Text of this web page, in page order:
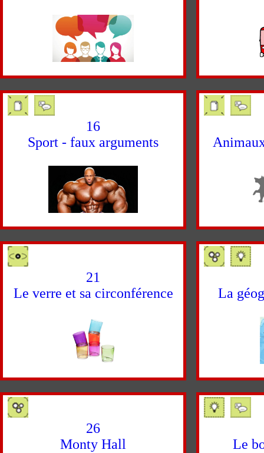
16
Sport - faux arguments
21
Le verre et sa circonférence
La
26
Monty Hall
Le